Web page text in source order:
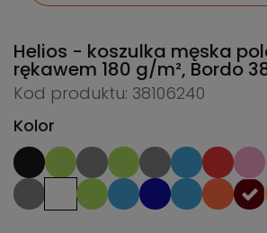
Helios - koszulka męska
rękawem 180 g/m², Bordo
Kod produktu: 38106240
Kolor